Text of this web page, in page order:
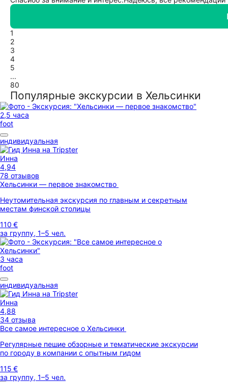
1
2
3
4
5
...
80
Популярные экскурсии в Хельсинки
2,5 часа
foot
индивидуальная
Инна
4,94
78 отзывов
Хельсинки — первое знакомство
Неутомительная экскурсия по главным и секретным
местам финской столицы
110 €
за группу, 1–5 чел.
3 часа
foot
индивидуальная
Инна
4,88
34 отзыва
Все самое интересное о Хельсинки
Pегулярные пешие обзорные и тематические экскурсии
по городу в компании с опытным гидом
115 €
за группу, 1–5 чел.